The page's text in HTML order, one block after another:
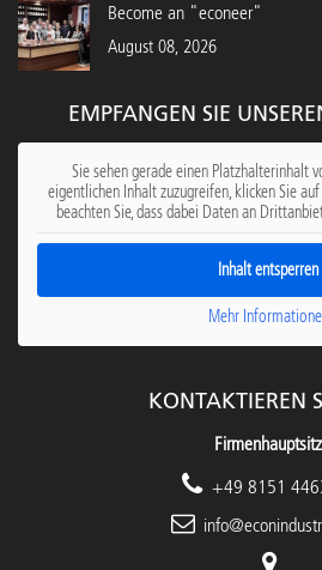
Become an "econeer"
August 08, 2026
EMPFANGEN SIE
Sie sehen gerade einen Platzhalterinhalt
eigentlichen Inhalt zuzugreifen, klicken Sie
beachten Sie, dass dabei Daten an
Inhalt entsperren
Mehr
KONTAKTIEREN
Firmenhauptsitz
+49 8151